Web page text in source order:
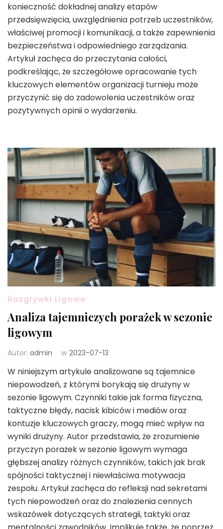
konieczność dokładnej analizy etapów
przedsięwzięcia, uwzględnienia potrzeb uczestników,
właściwej promocji i komunikacji, a także zapewnienia
bezpieczeństwa i odpowiedniego zarządzania.
Artykuł zachęca do przeczytania całości,
podkreślając, że szczegółowe opracowanie tych
kluczowych elementów organizacji turnieju może
przyczynić się do zadowolenia uczestników oraz
pozytywnych opinii o wydarzeniu.
Rozgrywki Ligowe
Analiza tajemniczych porażek w sezonie
ligowym
Autor: admin w 2023-07-13
W niniejszym artykule analizowane są tajemnice
niepowodzeń, z którymi borykają się drużyny w
sezonie ligowym. Czynniki takie jak forma fizyczna,
taktyczne błędy, nacisk kibiców i mediów oraz
kontuzje kluczowych graczy, mogą mieć wpływ na
wyniki drużyny. Autor przedstawia, że zrozumienie
przyczyn porażek w sezonie ligowym wymaga
głębszej analizy różnych czynników, takich jak brak
spójności taktycznej i niewłaściwa motywacja
zespołu. Artykuł zachęca do refleksji nad sekretami
tych niepowodzeń oraz do znalezienia cennych
wskazówek dotyczących strategii, taktyki oraz